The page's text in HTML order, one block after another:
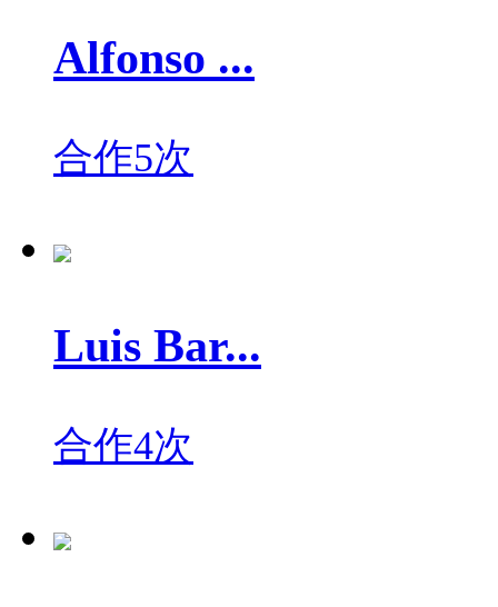
Alfonso ...
合作5次
Luis Bar...
合作4次